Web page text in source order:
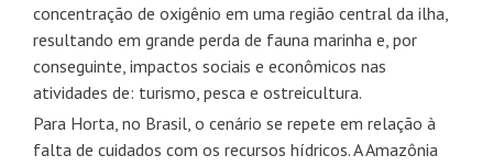
concentração de oxigênio em uma região central da ilha,
resultando em grande perda de fauna marinha e, por
conseguinte, impactos sociais e econômicos nas
atividades de: turismo, pesca e ostreicultura.
Para Horta, no Brasil, o cenário se repete em relação à
falta de cuidados com os recursos hídricos. A Amazônia